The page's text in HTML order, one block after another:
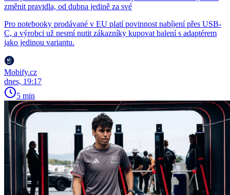
změnit pravidla, od dubna jedině za své
Pro notebooky prodávané v EU platí povinnost nabíjení přes USB-
C, a výrobci už nesmí nutit zákazníky kupovat balení s adaptérem
jako jedinou variantu.
Mobify.cz
dnes, 19:17
5 min